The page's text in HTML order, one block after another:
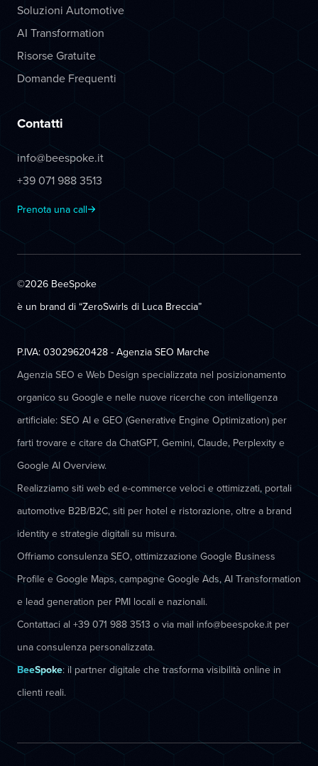
Soluzioni Automotive
AI Transformation
Risorse Gratuite
Domande Frequenti
Contatti
info@beespoke.it
+39 071 988 3513
Prenota una call
©2026 BeeSpoke
è un brand di “ZeroSwirls di Luca Breccia”
P.IVA: 03029620428 - Agenzia SEO Marche
Agenzia SEO e Web Design specializzata nel posizionamento
organico su Google e nelle nuove ricerche con intelligenza
artificiale: SEO AI e GEO (Generative Engine Optimization) per
farti trovare e citare da ChatGPT, Gemini, Claude, Perplexity e
Google AI Overview.
Realizziamo siti web ed e-commerce veloci e ottimizzati, portali
automotive B2B/B2C, siti per hotel e ristorazione, oltre a brand
identity e strategie digitali su misura.
Offriamo consulenza SEO, ottimizzazione Google Business
Profile e Google Maps, campagne Google Ads, AI Transformation
e lead generation per PMI locali e nazionali.
Contattaci al +39 071 988 3513 o via mail info@beespoke.it per
una consulenza personalizzata.
BeeSpoke: il partner digitale che trasforma visibilità online in
clienti reali.